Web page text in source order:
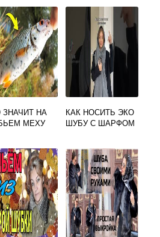
ЗНАЧИТ НА
МЕХУ
КАК НОСИТЬ ЭКО
ШУБУ С ШАРФОМ